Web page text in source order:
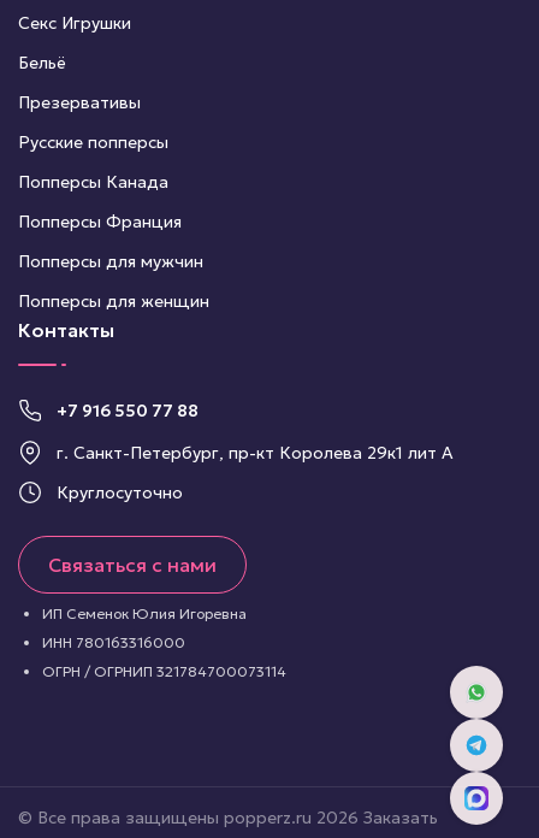
Секс Игрушки
Бельё
Презервативы
Русские попперсы
Попперсы Канада
Попперсы Франция
Попперсы для мужчин
Попперсы для женщин
Контакты
+7 916 550 77 88
г. Санкт-Петербург, пр-кт Королева 29к1 лит А
Круглосуточно
Связаться с нами
ИП Семенок Юлия Игоревна
ИНН 780163316000
ОГРН / ОГРНИП 321784700073114
© Все права защищены popperz.ru 2026 Заказать